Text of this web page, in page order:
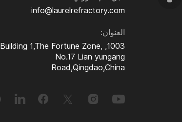
info@laurelrefractory.com
العنوان:
1003, Building 1,The Fortune Zone,
No.17 Lian yungang
Road,Qingdao,China